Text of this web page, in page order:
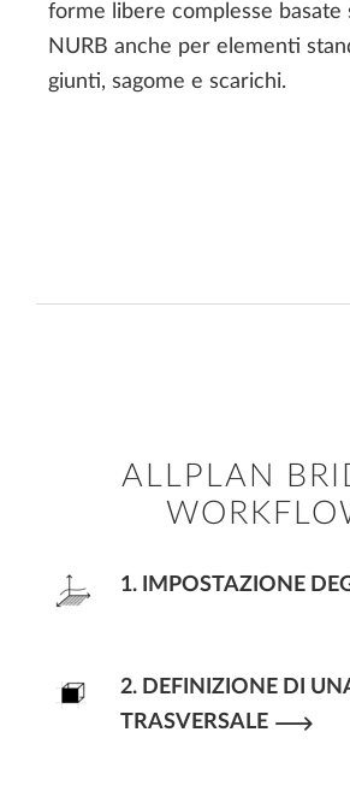
forme libere complesse basate
NURB anche per elementi
giunti, sagome e scarichi.
ALLPLAN
1. IMPOSTAZIONE
2. DEFINIZIONE DI
TRASVERSALE